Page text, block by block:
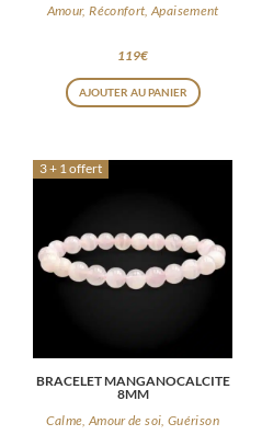
Amour, Réconfort, Apaisement
119€
AJOUTER AU PANIER
3 + 1 offert
BRACELET MANGANOCALCITE
8MM
Calme, Amour de soi, Guérison